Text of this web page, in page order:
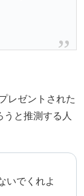
レゼントされた
うと推測する人
いでくれよ